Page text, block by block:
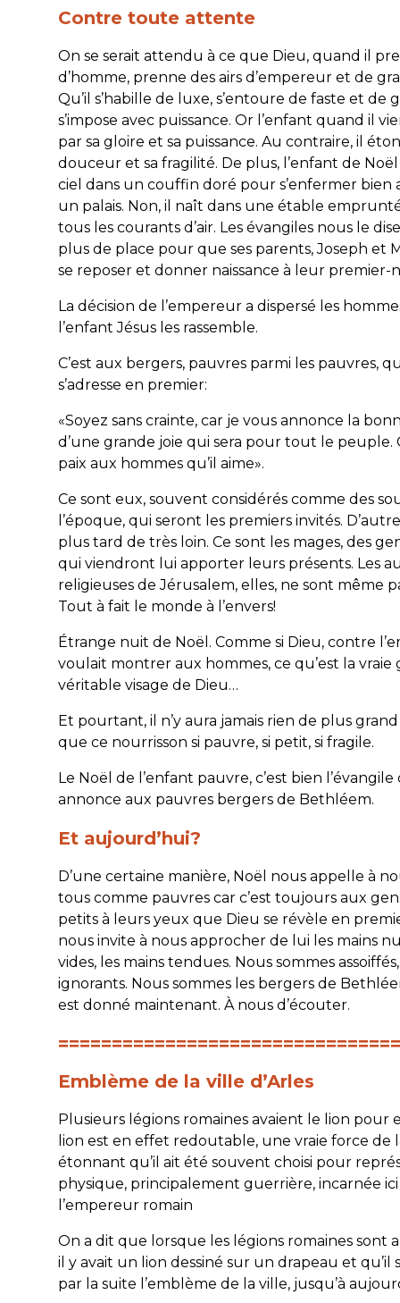
Contre toute attente
On se serait attendu à ce que Dieu, quand il
d’homme, prenne des airs d’empereur et de
Qu’il s’habille de luxe, s’entoure de faste et de
s’impose avec puissance. Or l’enfant quand il
par sa gloire et sa puissance. Au contraire, il
douceur et sa fragilité. De plus, l’enfant de Noël
ciel dans un couffin doré pour s’enfermer bien
un palais. Non, il naît dans une étable
tous les courants d’air. Les évangiles nous le
plus de place pour que ses parents, Joseph et
se reposer et donner naissance à leur premier-
La décision de l’empereur a dispersé les
l’enfant Jésus les rassemble.
C’est aux bergers, pauvres parmi les pauvres,
s’adresse en premier:
«Soyez sans crainte, car je vous annonce la
d’une grande joie qui sera pour tout le peuple.
paix aux hommes qu’il aime».
Ce sont eux, souvent considérés comme des
l’époque, qui seront les premiers invités.
plus tard de très loin. Ce sont les mages, des
qui viendront lui apporter leurs présents. Les
religieuses de Jérusalem, elles, ne sont même
Tout à fait le monde à l’envers!
Étrange nuit de Noël. Comme si Dieu, contre
voulait montrer aux hommes, ce qu’est la vraie
véritable visage de Dieu…
Et pourtant, il n’y aura jamais rien de plus
que ce nourrisson si pauvre, si petit, si fragile.
Le Noël de l’enfant pauvre, c’est bien l’évangile
annonce aux pauvres bergers de Bethléem.
Et aujourd’hui?
D’une certaine manière, Noël nous appelle à
tous comme pauvres car c’est toujours aux
petits à leurs yeux que Dieu se révèle en
nous invite à nous approcher de lui les mains
vides, les mains tendues. Nous sommes
ignorants. Nous sommes les bergers de
est donné maintenant. À nous d’écouter.
Emblème de la ville d’Arles
Plusieurs légions romaines avaient le lion pour
lion est en effet redoutable, une vraie force de
étonnant qu’il ait été souvent choisi pour
physique, principalement guerrière, incarnée
l’empereur romain
On a dit que lorsque les légions romaines sont
il y avait un lion dessiné sur un drapeau et qu’il
par la suite l’emblème de la ville, jusqu’à